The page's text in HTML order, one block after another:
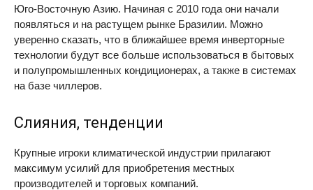
Юго-Восточную Азию. Начиная с 2010 года они начали
появляться и на растущем рынке Бразилии. Можно
уверенно сказать, что в ближайшее время инверторные
технологии будут все больше использоваться в бытовых
и полупромышленных кондиционерах, а также в системах
на базе чиллеров.
Слияния, тенденции
Крупные игроки климатической индустрии прилагают
максимум усилий для приобретения местных
производителей и торговых компаний.